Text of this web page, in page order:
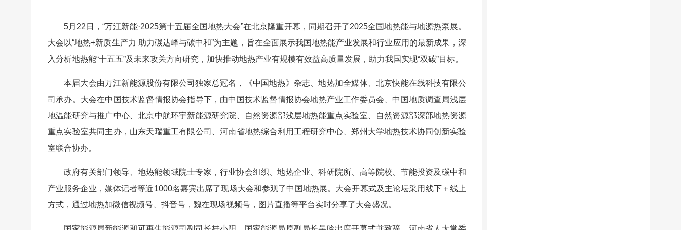
5月22日，“万江新能·2025第十五届全国地热大会”在北京隆重开幕，同期召开了2025全国地热能与地源热泵展。
大会以“地热+新质生产力 助力碳达峰与碳中和”为主题，旨在全面展示我国地热能产业发展和行业应用的最新成果，深
入分析地热能“十五五”及未来攻关方向研究，加快推动地热产业有规模有效益高质量发展，助力我国实现“双碳”目标。
本届大会由万江新能源股份有限公司独家总冠名，《中国地热》杂志、地热加全媒体、北京快能在线科技有限公
司承办。大会在中国技术监督情报协会指导下，由中国技术监督情报协会地热产业工作委员会、中国地质调查局浅层
地温能研究与推广中心、北京中航环宇新能源研究院、自然资源部浅层地热能重点实验室、自然资源部深部地热资源
重点实验室共同主办，山东天瑞重工有限公司、河南省地热综合利用工程研究中心、郑州大学地热技术协同创新实验
室联合协办。
政府有关部门领导、地热能领域院士专家，行业协会组织、地热企业、科研院所、高等院校、节能投资及碳中和
产业服务企业，媒体记者等近1000名嘉宾出席了现场大会和参观了中国地热展。大会开幕式及主论坛采用线下＋线上
方式，通过地热加微信视频号、抖音号，魏在现场视频号，图片直播等平台实时分享了大会盛况。